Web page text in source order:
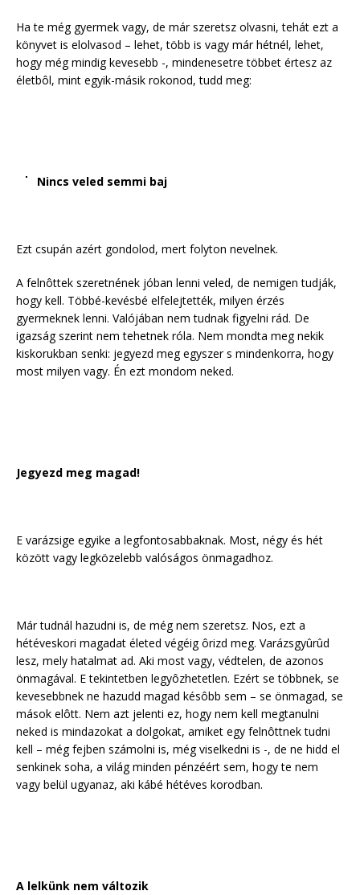
Ha te még gyermek vagy, de már szeretsz olvasni, tehát ezt a
könyvet is elolvasod – lehet, több is vagy már hétnél, lehet,
hogy még mindig kevesebb -, mindenesetre többet értesz az
életbôl, mint egyik-másik rokonod, tudd meg:
Nincs veled semmi baj
Ezt csupán azért gondolod, mert folyton nevelnek.
A felnôttek szeretnének jóban lenni veled, de nemigen tudják,
hogy kell. Többé-kevésbé elfelejtették, milyen érzés
gyermeknek lenni. Valójában nem tudnak figyelni rád. De
igazság szerint nem tehetnek róla. Nem mondta meg nekik
kiskorukban senki: jegyezd meg egyszer s mindenkorra, hogy
most milyen vagy. Én ezt mondom neked.
Jegyezd meg magad!
E varázsige egyike a legfontosabbaknak. Most, négy és hét
között vagy legközelebb valóságos önmagadhoz.
Már tudnál hazudni is, de még nem szeretsz. Nos, ezt a
hétéveskori magadat életed végéig ôrizd meg. Varázsgyûrûd
lesz, mely hatalmat ad. Aki most vagy, védtelen, de azonos
önmagával. E tekintetben legyôzhetetlen. Ezért se többnek, se
kevesebbnek ne hazudd magad késôbb sem – se önmagad, se
mások elôtt. Nem azt jelenti ez, hogy nem kell megtanulni
neked is mindazokat a dolgokat, amiket egy felnôttnek tudni
kell – még fejben számolni is, még viselkedni is -, de ne hidd el
senkinek soha, a világ minden pénzéért sem, hogy te nem
vagy belül ugyanaz, aki kábé hétéves korodban.
A lelkünk nem változik